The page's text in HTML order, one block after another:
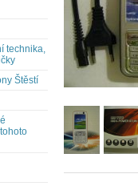
technika,
Štěstí